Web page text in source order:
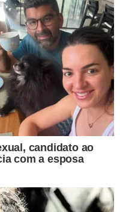
o
regional, o novo
impulsionar a
o
o comércio e
visitantes.